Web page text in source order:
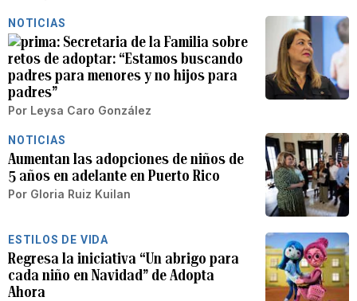
NOTICIAS
Secretaria de la Familia sobre
retos de adoptar: “Estamos buscando
padres para menores y no hijos para
padres”
Por Leysa Caro González
NOTICIAS
Aumentan las adopciones de niños de
5 años en adelante en Puerto Rico
Por Gloria Ruiz Kuilan
ESTILOS DE VIDA
Regresa la iniciativa “Un abrigo para
cada niño en Navidad” de Adopta
Ahora